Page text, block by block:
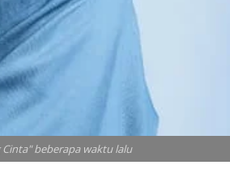
beberapa waktu lalu